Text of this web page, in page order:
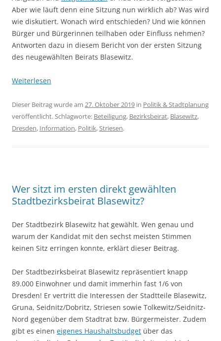
Aber wie läuft denn eine Sitzung nun wirklich ab? Was wird
wie diskutiert. Wonach wird entschieden? Und wie können
Bürger und Bürgerinnen teilhaben oder Einfluss nehmen?
Antworten dazu in diesem Bericht von der ersten Sitzung
des neugewählten Beirats Blasewitz.
Weiterlesen
Dieser Beitrag wurde am 27. Oktober 2019 in Politik & Stadtplanung
veröffentlicht. Schlagworte: Beteiligung, Bezirksbeirat, Blasewitz,
Dresden, Information, Politik,Striesen.
Wer sitzt im ersten direkt gewählten
Stadtbezirksbeirat Blasewitz?
Der Stadtbezirk Blasewitz hat gewählt. Wen genau und
warum der Kandidat mit den sechst meisten Stimmen
keinen Sitz erringen konnte, erklärt dieser Beitrag.
Der Stadtbezirksbeirat Blasewitz repräsentiert knapp
89.000 Einwohner und damit immerhin fast 1/6 von
Dresden! Er vertritt die Interessen der Stadtteile Blasewitz,
Gruna, Seidnitz/Dobritz, Striesen sowie Tolkewitz/Seidnitz-
Nord gegenüber dem Stadtrat bzw. Bürgermeister. Zudem
gibt es einen eigenes Haushaltsbudget über das